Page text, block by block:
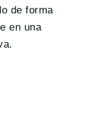
de forma
en una